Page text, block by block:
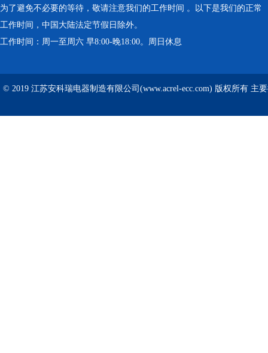
为了避免不必要的等待，敬请注意我们的工作时间 。以下是我们的正常
工作时间，中国大陆法定节假日除外。
工作时间：周一至周六 早8:00-晚18:00。周日休息
© 2019 江苏安科瑞电器制造有限公司(www.acrel-ecc.com) 版权所有 主